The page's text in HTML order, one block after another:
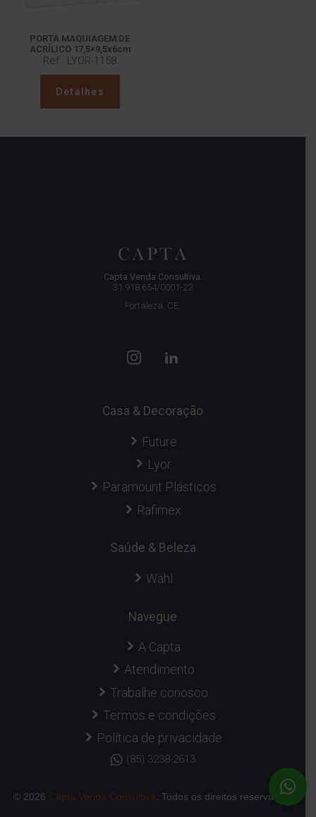
PORTA MAQUIAGEM DE
ACRÍLICO 17,5×9,5x6cm
Ref.: LYOR-1158
Detalhes
Capta Venda Consultiva.
31.918.654/0001-22
Fortaleza, CE,
Casa & Decoração
Future
Lyor
Paramount Plásticos
Rafimex
Saúde & Beleza
Wahl
Navegue
A Capta
Atendimento
Trabalhe conosco
Termos e condições
Política de privacidade
(85) 3238-2613
© 2026 Capta Venda Consultiva . Todos os direitos reservados.